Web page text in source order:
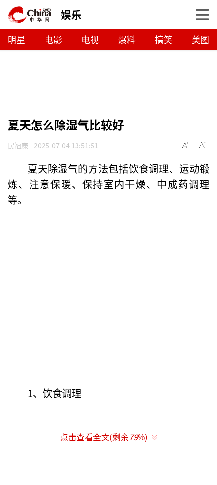
娱乐
明星 电影 电视 爆料 搞笑 美图
夏天怎么除湿气比较好
民福康 2025-07-04 13:51:51
夏天除湿气的方法包括饮食调理、运动锻
炼、注意保暖、保持室内干燥、中成药调理
等。
1、饮食调理
点击查看全文(剩余79%)